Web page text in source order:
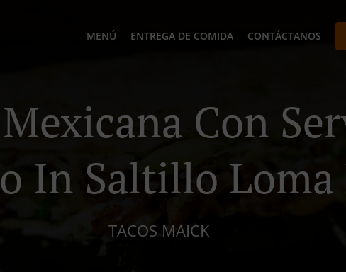
MENÚ ENTREGA DE COMIDA CONTÁCTANOS
Con
In Saltillo Loma
TACOS MAICK